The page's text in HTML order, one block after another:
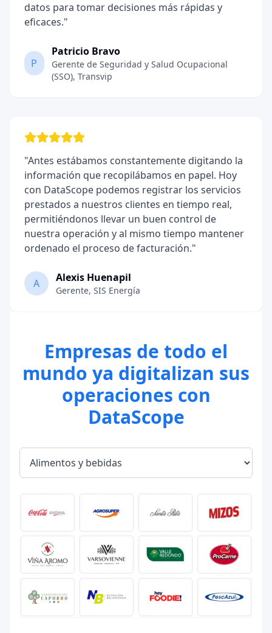
datos para tomar decisiones más rápidas y
eficaces."
P
Patricio Bravo
Gerente de Seguridad y Salud Ocupacional
(SSO), Transvip
"Antes estábamos constantemente digitando la
información que recopilábamos en papel. Hoy
con DataScope podemos registrar los servicios
prestados a nuestros clientes en tiempo real,
permitiéndonos llevar un buen control de
nuestra operación y al mismo tiempo mantener
ordenado el proceso de facturación."
A Alexis Huenapil
Gerente, SIS Energía
Empresas de todo el
mundo ya digitalizan sus
operaciones con
DataScope